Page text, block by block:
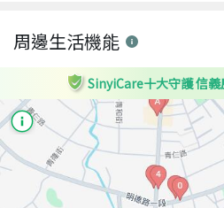
周邊生活機能
SinyiCare十大守護 信